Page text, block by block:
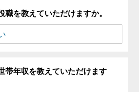
職を教えていただけますか。
帯年収を教えていただけます